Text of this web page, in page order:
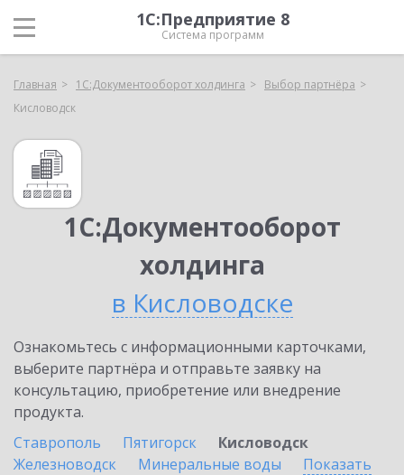
1С:Предприятие 8
Система программ
Главная 1С:Документооборот холдинга
Выбор партнёра
Кисловодск
1С:Документооборот
холдинга
в Кисловодске
Ознакомьтесь с информационными карточками,
выберите партнёра и отправьте заявку на
консультацию, приобретение или внедрение
продукта.
Ставрополь
Пятигорск
Кисловодск
Железноводск
Минеральные воды
Показать